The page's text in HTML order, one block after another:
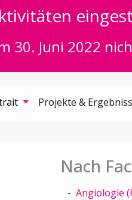
30. Juni 2022
Projekte &
Nach
Angiologie